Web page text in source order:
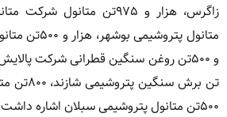
متانول
و ۵۰۰تن روغن سنگین قطرانی شرکت
تن برش
۵۰۰تن متانول پتروشیمی سبلان اشاره داشت.